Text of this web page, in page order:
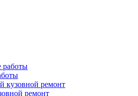
работы
кузовной ремонт
ремонт